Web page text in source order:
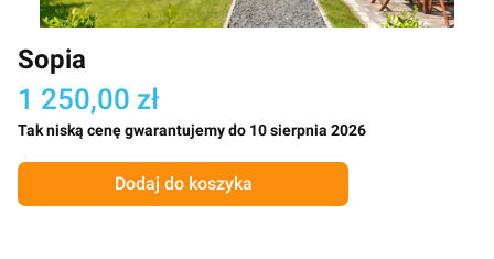
Sopia
1 250,00 zł
Tak niską cenę gwarantujemy do 10 sierpnia 2026
Dodaj do koszyka